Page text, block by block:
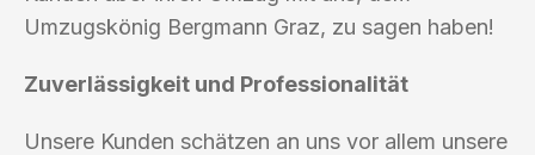
Umzugskönig Bergmann Graz, zu sagen haben!
Zuverlässigkeit und Professionalität
Unsere Kunden schätzen an uns vor allem unsere